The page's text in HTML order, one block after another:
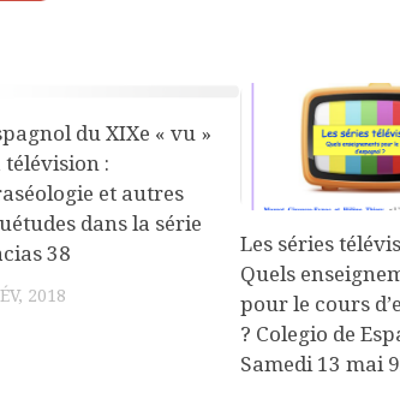
du XIXe « vu »
télévision :
et autres
dans la série
38
2018
Les séries
Quels
pour le cours
? Colegio de
Samedi 13 mai